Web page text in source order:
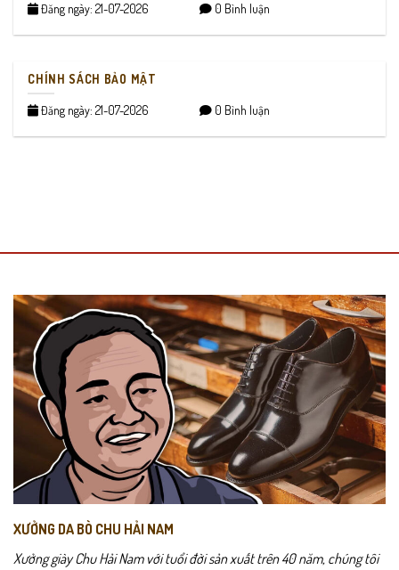
Đăng ngày: 21-07-2026 0 Bình luận
CHÍNH SÁCH BẢO MẬT
Đăng ngày: 21-07-2026 0 Bình luận
XƯỞNG DA BÒ CHU HẢI NAM
Xưởng giày Chu Hải Nam với tuổi đời sản xuất trên 40 năm, chúng tôi